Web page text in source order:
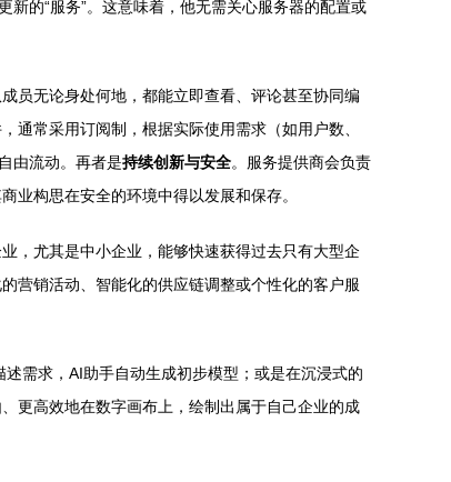
的“服务”。这意味着，他无需关心服务器的配置或
员无论身处何地，都能立即查看、评论甚至协同编
通常采用订阅制，根据实际使用需求（如用户数、
由流动。再者是持续创新与安全。服务提供商会负责
业构思在安全的环境中得以发展和保存。
，尤其是中小企业，能够快速获得过去只有大型企
营销活动、智能化的供应链调整或个性化的客户服
需求，AI助手自动生成初步模型；或是在沉浸式的
更高效地在数字画布上，绘制出属于自己企业的成